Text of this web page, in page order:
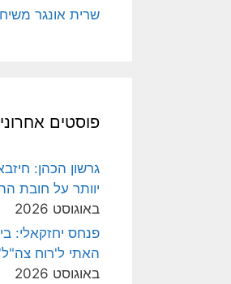
שרית אונגר משיח
פוסטים
גרשון הכהן:
יוותר על חובת
באוגוסט 2026
פנחס יחזקאלי:
האתי ל'רוח צה"ל'
באוגוסט 2026